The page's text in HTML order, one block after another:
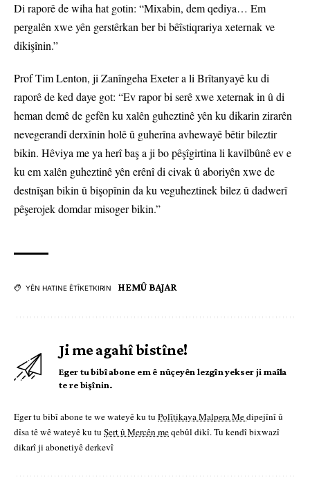
Di raporê de wiha hat gotin: “Mixabin, dem qediya… Em
pergalên xwe yên gerstêrkan ber bi bêîstiqrariya xeternak ve
dikişînin.”
Prof Tim Lenton, ji Zanîngeha Exeter a li Brîtanyayê ku di
raporê de ked daye got: “Ev rapor bi serê xwe xeternak in û di
heman demê de gefên ku xalên guheztinê yên ku dikarin zirarên
nevegerandî derxînin holê û guherîna avhewayê bêtir bileztir
bikin. Hêviya me ya herî baş a ji bo pêşîgirtina li kavilbûnê ev e
ku em xalên guheztinê yên erênî di civak û aboriyên xwe de
destnîşan bikin û bişopînin da ku veguheztinek bilez û dadwerî
pêşerojek domdar misoger bikin.”
YÊN HATINE ÊTÎKETKIRIN HEMÛ BAJAR
Ji me agahî bistîne!
Eger tu bibî abone em ê nûçeyên lezgîn yekser ji maîla
te re bişînin.
Eger tu bibî abone te we wateyê ku tu Polîtikaya Malpera Medipejînî û
dîsa tê wê wateyê ku tu Şert û Mercên meqebûl dikî. Tu kendî bixwazî
dikarî ji abonetiyê derkevî